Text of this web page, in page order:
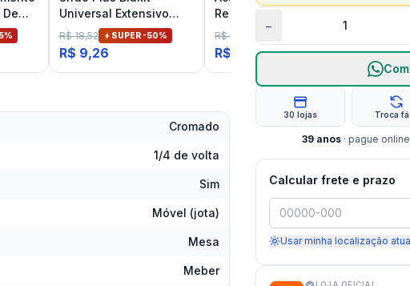
%
Universal Extensivo
Branco
R$ 18,52 SUPER -50%
R$ 9,26
Registro de Gaveta e
Pressão Até 1" Cromado
Deca Aspen
R$ 74,87
R$ 55,40
Cromado
1/4 de volta
Sim
Móvel (jota)
Mesa
Meber
−
30 lojas Troca
39 anos · pague
Calcular frete e prazo
Usar minha localização